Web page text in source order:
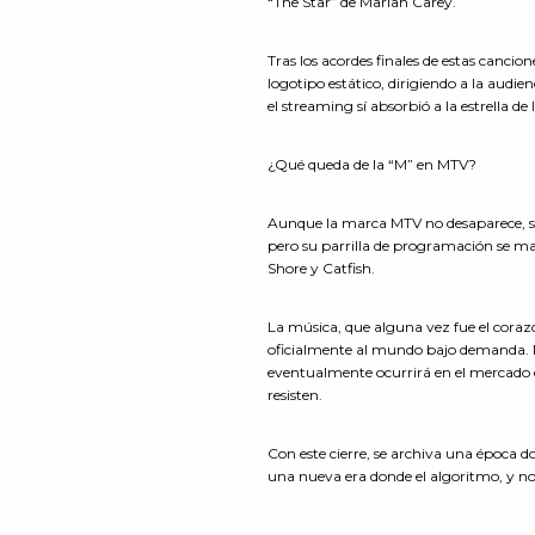
Tras los acordes finales de estas
logotipo estático, dirigiendo a la
el streaming sí absorbió a la estrella de
¿Qué queda de la “M” en MTV?
Aunque la marca MTV no
pero su parrilla de programación se
Shore y Catfish.
La música, que alguna vez fue el
oficialmente al mundo bajo demanda.
eventualmente ocurrirá en el mercado
resisten.
Con este cierre, se archiva una época
una nueva era donde el algoritmo, y